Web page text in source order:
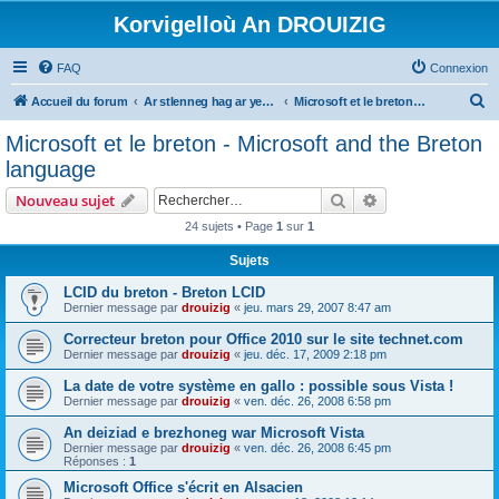
Korvigelloù An DROUIZIG
FAQ Connexion
Accueil du forum Ar stlenneg hag ar yezhoù bihan er bed a-bezh Microsoft et le breton - Microsoft and the Breton language
Microsoft et le breton - Microsoft and the Breton
language
Nouveau sujet Rechercher
24 sujets • Page 1 sur 1
Sujets
LCID du breton - Breton LCID
Dernier message par drouizig « jeu. mars 29, 2007 8:47 am
Correcteur breton pour Office 2010 sur le site technet.com
Dernier message par drouizig « jeu. déc. 17, 2009 2:18 pm
La date de votre système en gallo : possible sous Vista !
Dernier message par drouizig « ven. déc. 26, 2008 6:58 pm
An deiziad e brezhoneg war Microsoft Vista
Dernier message par drouizig « ven. déc. 26, 2008 6:45 pm
Réponses : 1
Microsoft Office s'écrit en Alsacien